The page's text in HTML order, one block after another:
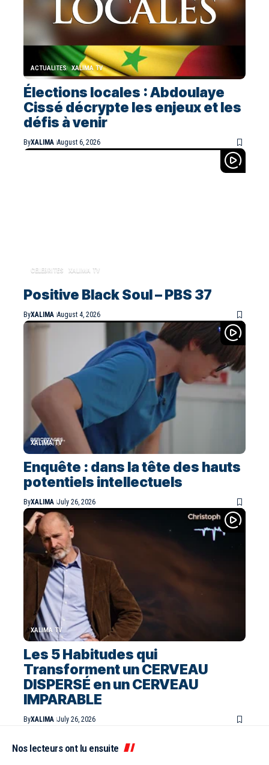
ACTUALITES XALIMA TV
Élections locales : Abdoulaye
Cissé décrypte les enjeux et les
défis à venir
ByXALIMA August 6, 2026
CELEBRITES XALIMA TV
Positive Black Soul – PBS 37
ByXALIMA August 4, 2026
XALIMA TV
Enquête : dans la tête des hauts
potentiels intellectuels
ByXALIMA July 26, 2026
XALIMA TV
Les 5 Habitudes qui
Transforment un CERVEAU
DISPERSÉ en un CERVEAU
IMPARABLE
ByXALIMA July 26, 2026
Nos lecteurs ont lu ensuite